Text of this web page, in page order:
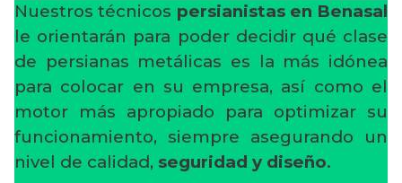
Nuestros técnicos persianistas en Benasal
le orientarán para poder decidir qué clase
de persianas metálicas es la más idónea
para colocar en su empresa, así como el
motor más apropiado para optimizar su
funcionamiento, siempre asegurando un
nivel de calidad, seguridad y diseño.